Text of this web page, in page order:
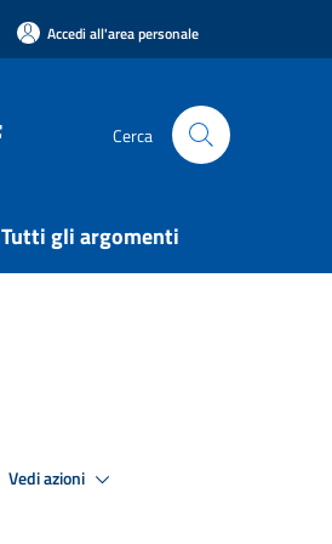
Accedi all'area personale
Cerca
Tutti gli argomenti
Vedi azioni